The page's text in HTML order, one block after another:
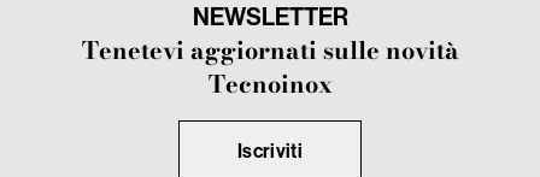
NEWSLETTER
Tenetevi aggiornati sulle novità
Tecnoinox
Iscriviti